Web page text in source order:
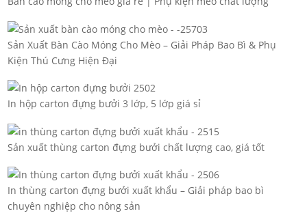
Sản Xuất Bàn Cào Móng Cho Mèo – Giải Pháp Bao Bì & Phụ
Kiện Thú Cưng Hiện Đại
In hộp carton đựng bưởi 3 lớp, 5 lớp giá sỉ
Sản xuất thùng carton đựng bưởi chất lượng cao, giá tốt
In thùng carton đựng bưởi xuất khẩu – Giải pháp bao bì
chuyên nghiệp cho nông sản